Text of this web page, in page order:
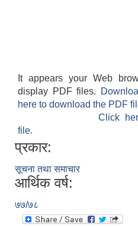
It appears your Web
display PDF files.
here to download the PDF
Click
file.
प्रकार:
सूचना तथा समाचार
आर्थिक वर्ष:
७७/७८